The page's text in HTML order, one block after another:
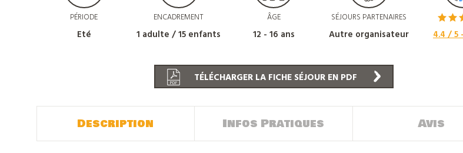
PÉRIODE
Eté
ENCADREMENT
1 adulte / 15 enfants
ÂGE
12 - 16 ans
SÉJOURS PARTENAIRES
Autre organisateur 4.4/ 5
TÉLÉCHARGER LA FICHE SÉJOUR EN PDF
Description Infos Pratiques Avis